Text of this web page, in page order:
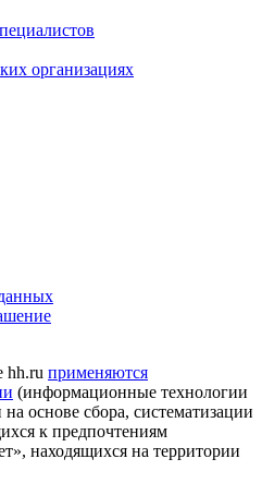
организациях
hh.ru применяются
(информационные технологии
основе сбора, систематизации
к предпочтениям
находящихся на территории